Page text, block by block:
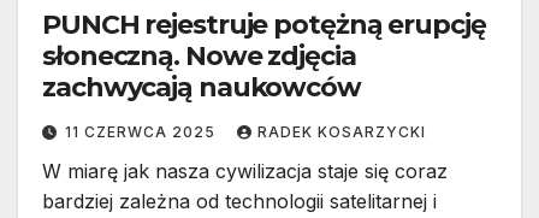
PUNCH rejestruje potężną erupcję
słoneczną. Nowe zdjęcia
zachwycają naukowców
11 CZERWCA 2025 RADEK KOSARZYCKI
W miarę jak nasza cywilizacja staje się coraz
bardziej zależna od technologii satelitarnej i